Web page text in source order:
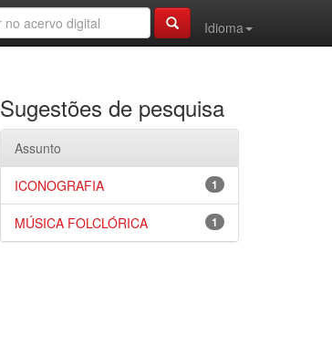
Idioma
Sugestões de pesquisa
Assunto
1
ICONOGRAFIA
1
MÚSICA FOLCLÓRICA